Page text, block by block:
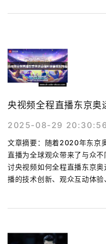
央视频全程直播东京奥
2025-08-29 20:30:56
文章摘要：随着2020年东京
直播为全球观众带来了与众
讨央视频如何全程直播东京
播的技术创新、观众互动体验